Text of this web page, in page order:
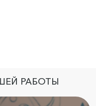
РАБОТЫ